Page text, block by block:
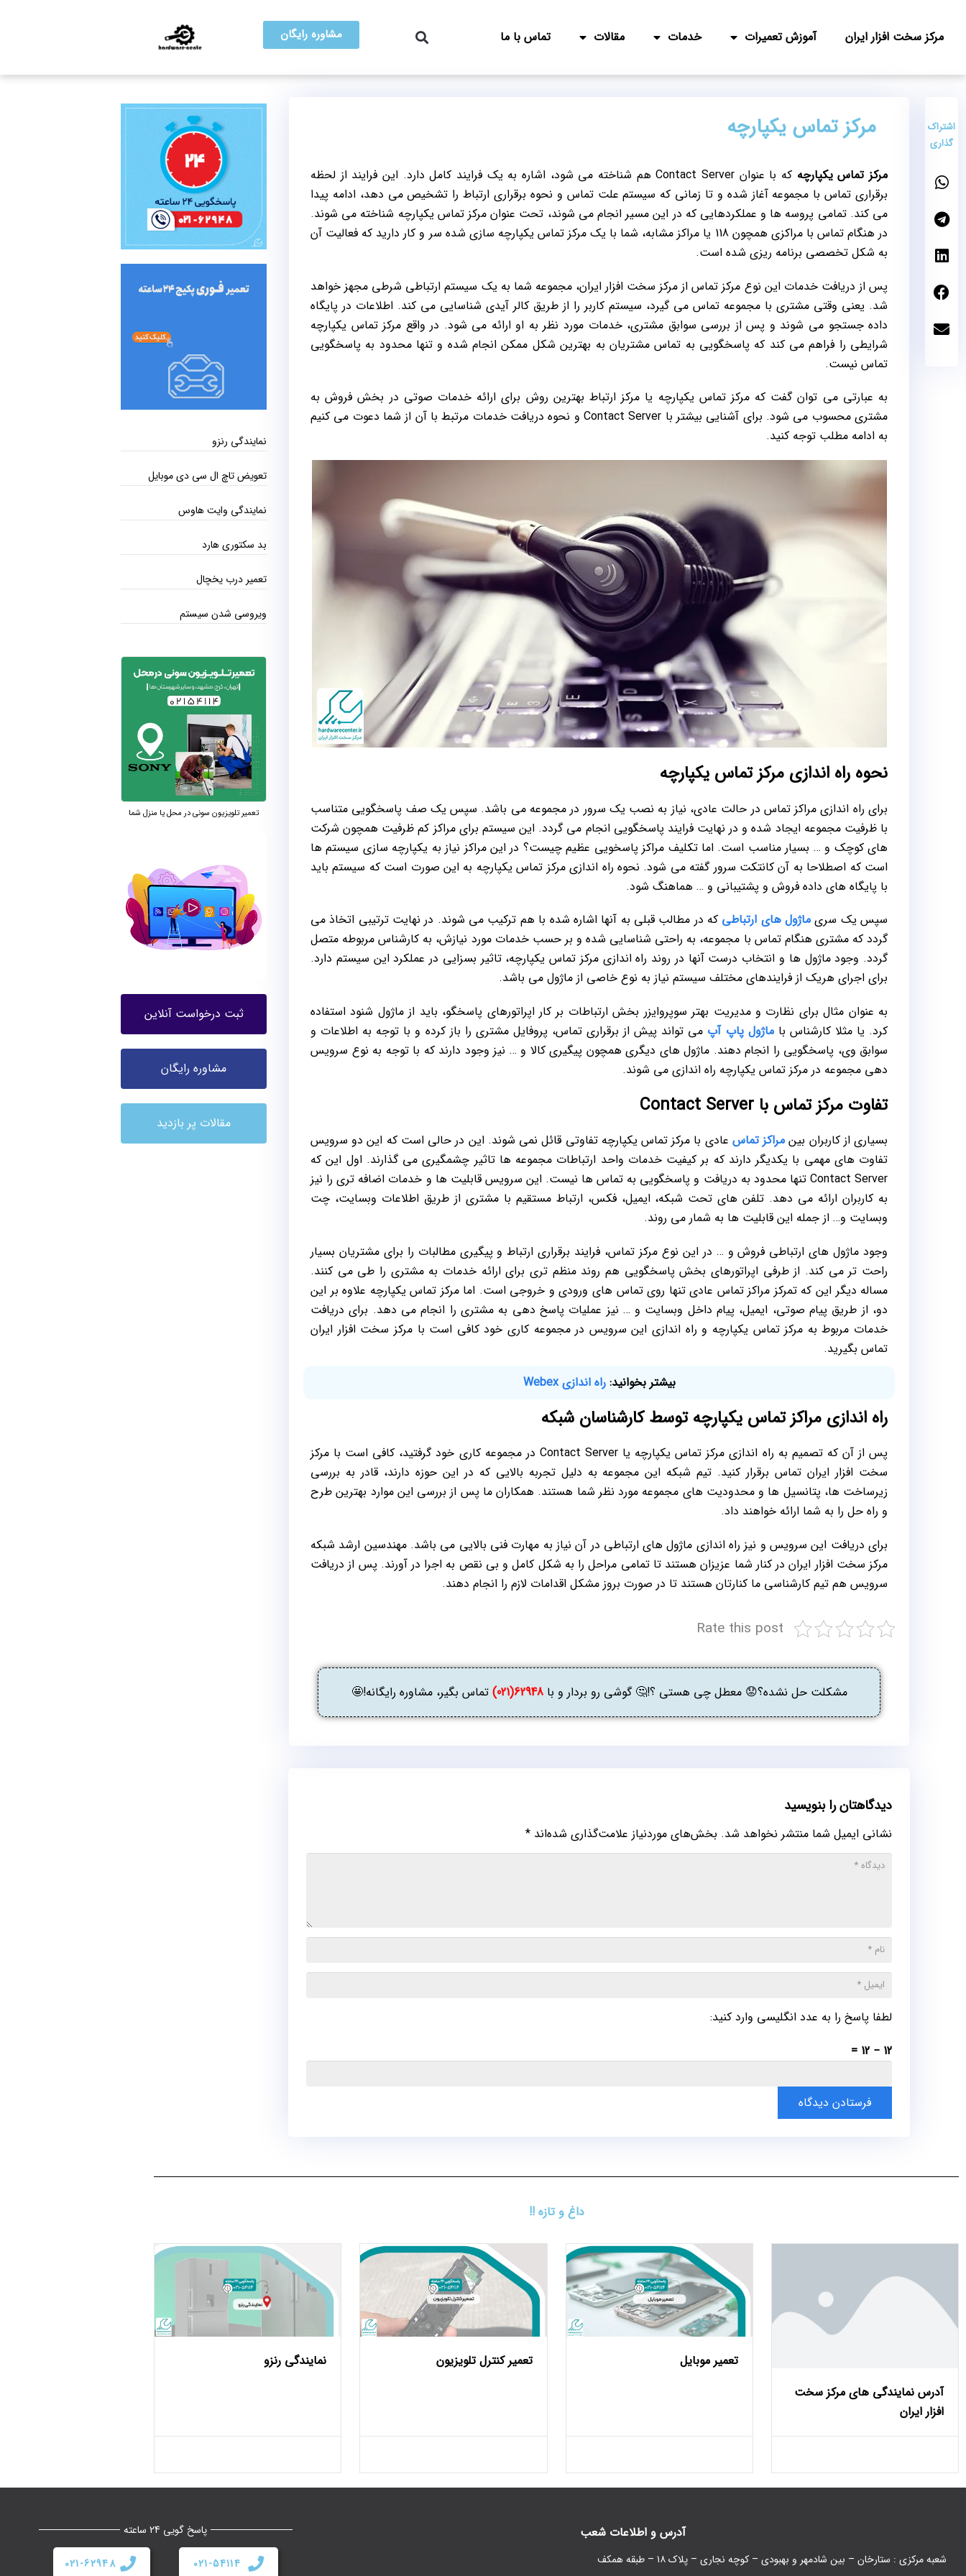
مرکز سخت افزار ایران آموزش تعمیرات خدمات مقالات تماس با ما مشاوره رایگان
اشتراک
گذاری
مرکز تماس یکپارچه
مرکز تماس یکپارچه
که با عنوان Contact Server هم شناخته می شود، اشاره به یک فرایند کامل دارد. این فرایند از لحظه
برقراری تماس با مجموعه آغاز شده و تا زمانی که سیستم علت تماس و نحوه برقراری ارتباط را تشخیص می دهد، ادامه پیدا
می کند. تمامی پروسه ها و عملکردهایی که در این مسیر انجام می شوند، تحت عنوان مرکز تماس یکپارچه شناخته می شوند.
در هنگام تماس با مراکزی همچون 118 یا مراکز مشابه، شما با یک مرکز تماس یکپارچه سازی شده سر و کار دارید که فعالیت آن
به شکل تخصصی برنامه ریزی شده است.
پس از دریافت خدمات این نوع مرکز تماس از مرکز سخت افزار ایران، مجموعه شما به یک سیستم ارتباطی شرطی مجهز خواهد
شد. یعنی وقتی مشتری با مجموعه تماس می گیرد، سیستم کاربر را از طریق کالر آیدی شناسایی می کند. اطلاعات در پایگاه
داده جستجو می شوند و پس از بررسی سوابق مشتری، خدمات مورد نظر به او ارائه می شود. در واقع مرکز تماس یکپارچه
شرایطی را فراهم می کند که پاسخگویی به تماس مشتریان به بهترین شکل ممکن انجام شده و تنها محدود به پاسخگویی
تماس نیست.
به عبارتی می توان گفت که مرکز تماس یکپارچه یا مرکز ارتباط بهترین روش برای ارائه خدمات صوتی در بخش فروش به
مشتری محسوب می شود. برای آشنایی بیشتر با Contact Server و نحوه دریافت خدمات مرتبط با آن از شما دعوت می کنیم
به ادامه مطلب توجه کنید.
نحوه راه اندازی مرکز تماس یکپارچه
برای راه اندازی مراکز تماس در حالت عادی، نیاز به نصب یک سرور در مجموعه می باشد. سپس یک صف پاسخگویی متناسب
با ظرفیت مجموعه ایجاد شده و در نهایت فرایند پاسخگویی انجام می گردد. این سیستم برای مراکز کم ظرفیت همچون شرکت
های کوچک و … بسیار مناسب است. اما تکلیف مراکز پاسخویی عظیم چیست؟ در این مراکز نیاز به یکپارچه سازی سیستم ها
است که اصطلاحا به آن کانتکت سرور گفته می شود. نحوه راه اندازی مرکز تماس یکپارچه به این صورت است که سیستم باید
با پایگاه های داده فروش و پشتیبانی و … هماهنگ شود.
سپس یک سری ماژول های ارتباطی که در مطالب قبلی به آنها اشاره شده با هم ترکیب می شوند. در نهایت ترتیبی اتخاذ می
گردد که مشتری هنگام تماس با مجموعه، به راحتی شناسایی شده و بر حسب خدمات مورد نیازش، به کارشناس مربوطه متصل
گردد. وجود ماژول ها و انتخاب درست آنها در روند راه اندازی مرکز تماس یکپارچه، تاثیر بسزایی در عملکرد این سیستم دارد.
برای اجرای هریک از فرایندهای مختلف سیستم نیاز به نوع خاصی از ماژول می باشد.
به عنوان مثال برای نظارت و مدیریت بهتر سوپروایزر بخش ارتباطات بر کار اپراتورهای پاسخگو، باید از ماژول شنود استفاده
کرد. یا مثلا کارشناس باماژول پاپ آپ می تواند پیش از برقراری تماس، پروفایل مشتری را باز کرده و با توجه به اطلاعات و
سوابق وی، پاسخگویی را انجام دهند. ماژول های دیگری همچون پیگیری کالا و … نیز وجود دارند که با توجه به نوع سرویس
دهی مجموعه در مرکز تماس یکپارچه راه اندازی می شوند.
تفاوت مرکز تماس با Contact Server
بسیاری از کاربران بین مراکز تماس عادی با مرکز تماس یکپارچه تفاوتی قائل نمی شوند. این در حالی است که این دو سرویس
تفاوت های مهمی با یکدیگر دارند که بر کیفیت خدمات واحد ارتباطات مجموعه ها تاثیر چشمگیری می گذارند. اول این که
Contact Server تنها محدود به دریافت و پاسخگویی به تماس ها نیست. این سرویس قابلیت ها و خدمات اضافه تری را نیز
به کاربران ارائه می دهد. تلفن ‌های تحت شبکه، ایمیل، فکس، ارتباط مستقیم با مشتری از طریق اطلاعات وبسایت، چت
وبسایت و… از جمله این قابلیت ها به شمار می روند.
وجود ماژول های ارتباطی فروش و … در این نوع مرکز تماس، فرایند برقراری ارتباط و پیگیری مطالبات را برای مشتریان بسیار
راحت تر می کند. از طرفی اپراتورهای بخش پاسخگویی هم روند منظم تری برای ارائه خدمات به مشتری را طی می کنند.
مساله دیگر این که تمرکز مراکز تماس عادی تنها روی تماس‌ های ورودی و خروجی است. اما مرکز تماس یکپارچه علاوه بر این
دو، از طریق پیام صوتی، ایمیل، پیام داخل وبسایت و … نیز عملیات پاسخ دهی به مشتری را انجام می دهد. برای دریافت
خدمات مربوط به مرکز تماس یکپارچه و راه اندازی این سرویس در مجموعه کاری خود کافی است با مرکز سخت افزار ایران
تماس بگیرید.
بیشتر بخوانید:راه اندازی Webex
راه اندازی مراکز تماس یکپارچه توسط کارشناسان شبکه
پس از آن که تصمیم به راه اندازی مرکز تماس یکپارچه یا Contact Server در مجموعه کاری خود گرفتید، کافی است با مرکز
سخت افزار ایران تماس برقرار کنید. تیم شبکه این مجموعه به دلیل تجربه بالایی که در این حوزه دارند، قادر به بررسی
زیرساخت ها، پتانسیل ها و محدودیت های مجموعه مورد نظر شما هستند. همکاران ما پس از بررسی این موارد بهترین طرح
و راه حل را به شما ارائه خواهند داد.
برای دریافت این سرویس و نیز راه اندازی ماژول های ارتباطی در آن نیاز به مهارت فنی بالایی می باشد. مهندسین ارشد شبکه
مرکز سخت افزار ایران در کنار شما عزیزان هستند تا تمامی مراحل را به شکل کامل و بی نقص به اجرا در آورند. پس از دریافت
سرویس هم تیم کارشناسی ما کنارتان هستند تا در صورت بروز مشکل اقدامات لازم را انجام دهند.
Rate this post
مشکلت حل نشده؟😟 معطل چی هستی ؟!🤔 گوشی رو بردار و با62948(021) تماس بگیر، مشاوره رایگانه!🤩
دیدگاهتان را بنویسید
نشانی ایمیل شما منتشر نخواهد شد. بخش‌های موردنیاز علامت‌گذاری شده‌اند *
لطفا پاسخ را به عدد انگلیسی وارد کنید:
12 − 12 =
فرستادن دیدگاه
نمایندگی رنزو
تعویض تاچ ال سی دی موبایل
نمایندگی وایت هاوس
بد سکتوری هارد
تعمیر درب یخچال
ویروسی شدن سیستم
تعمیر تلویزیون سونی در محل یا منزل شما
ثبت درخواست آنلاین
مشاوره رایگان
مقالات پر بازدید
داغ و تازه !!
آدرس نمایندگی های مرکز سخت
افزار ایران
تعمیر موبایل تعمیر کنترل تلویزیون نمایندگی رنزو
آدرس و اطلاعات شعب
شعبه مرکزی : ستارخان – بین شادمهر و بهبودی – کوچه نجاری – پلاک ۱۸ – طبقه همکف
پاسخ گویی 24 ساعته
021-54114
021-62948